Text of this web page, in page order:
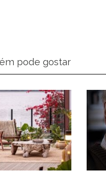
pode gostar